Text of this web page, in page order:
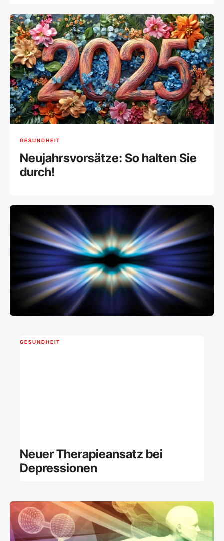
GESUNDHEIT
Neujahrsvorsätze: So halten Sie
durch!
GESUNDHEIT
Neuer Therapieansatz bei
Depressionen